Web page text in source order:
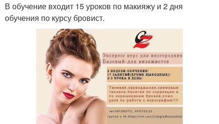
В обучение входит 15 уроков по макияжу и 2 дня
обучения по курсу бровист.